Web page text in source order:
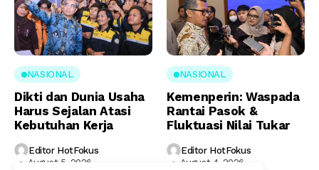
NASIONAL
Dikti dan Dunia Usaha
Harus Sejalan Atasi
Kebutuhan Kerja
Editor HotFokus
August 5, 2026
NASIONAL
Kemenperin: Waspada
Rantai Pasok &
Fluktuasi Nilai Tukar
Editor HotFokus
August 4, 2026